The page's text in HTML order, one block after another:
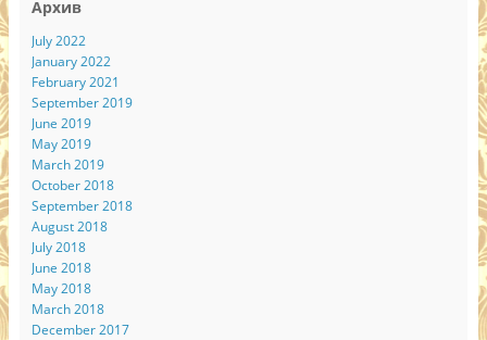
Архив
July 2022
January 2022
February 2021
September 2019
June 2019
May 2019
March 2019
October 2018
September 2018
August 2018
July 2018
June 2018
May 2018
March 2018
December 2017